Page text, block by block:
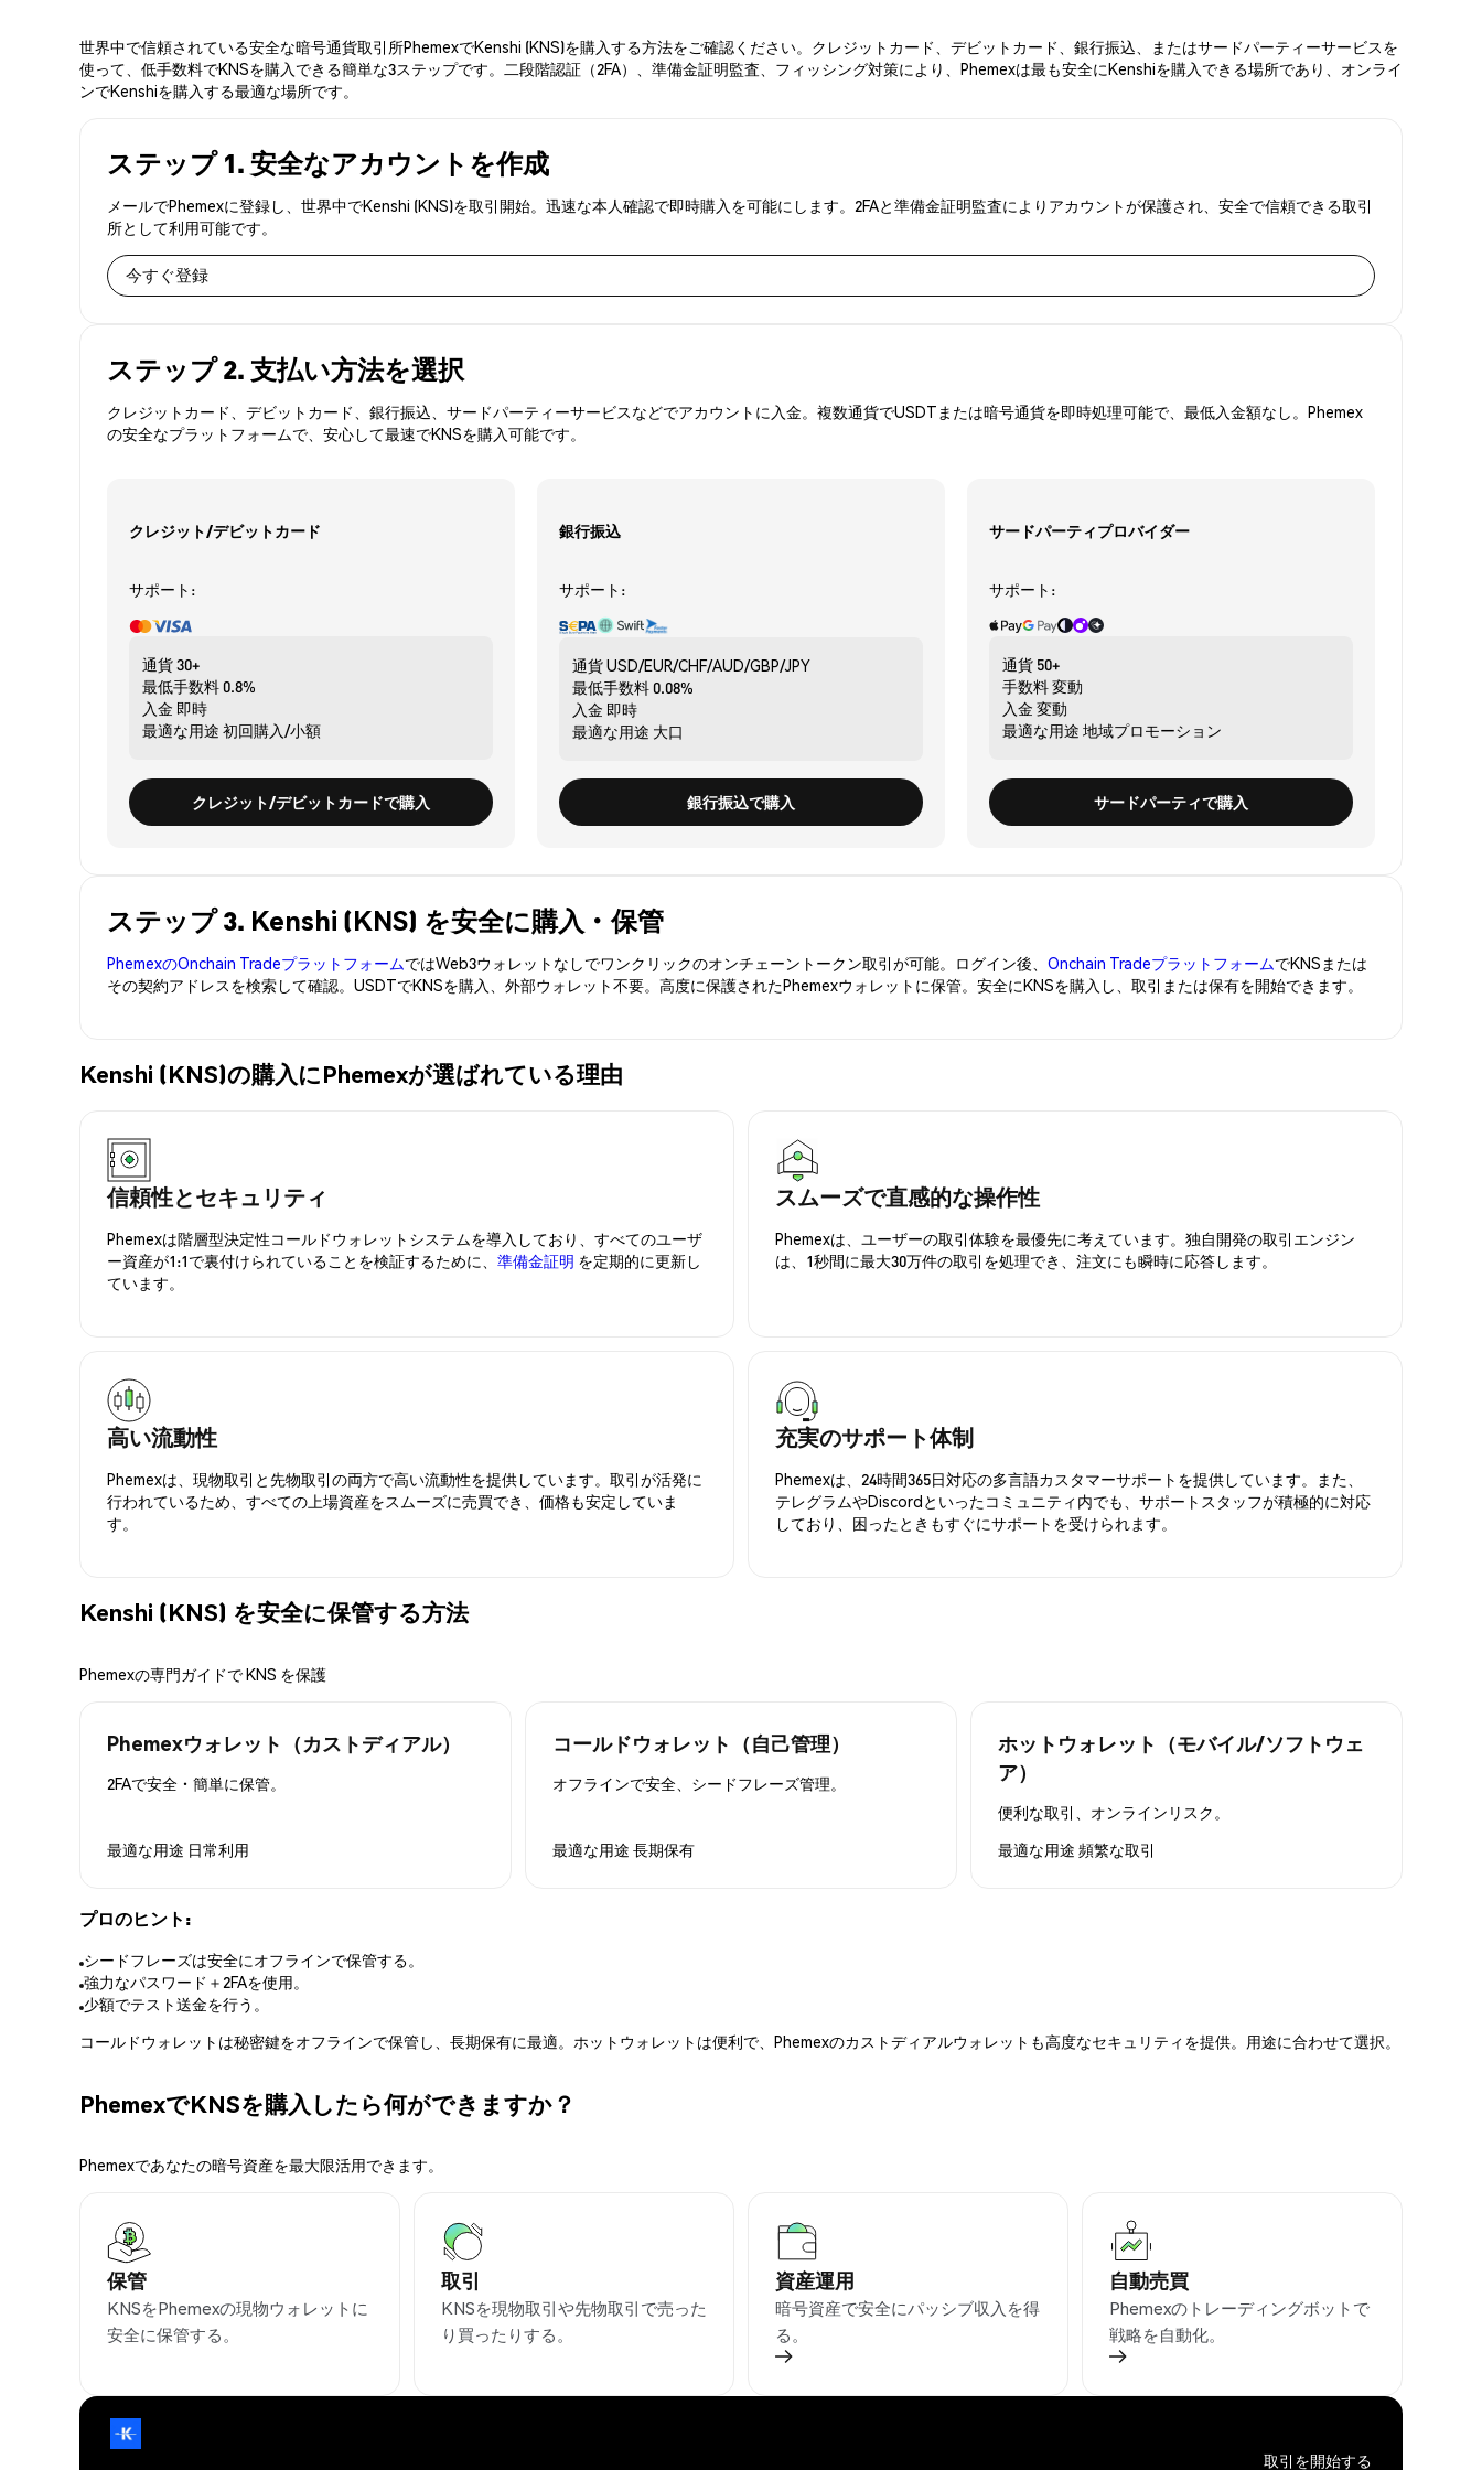
世界中で信頼されている安全な暗号通貨取引所PhemexでKenshi (KNS)を購入する方法をご確認ください。クレジットカード、デビットカード、銀行振込、またはサードパーティーサービスを
使って、低手数料でKNSを購入できる簡単な3ステップです。二段階認証（2FA）、準備金証明監査、フィッシング対策により、Phemexは最も安全にKenshiを購入できる場所であり、オンライ
ンでKenshiを購入する最適な場所です。
ステップ 1. 安全なアカウントを作成
メールでPhemexに登録し、世界中でKenshi (KNS)を取引開始。迅速な本人確認で即時購入を可能にします。2FAと準備金証明監査によりアカウントが保護され、安全で信頼できる取引
所として利用可能です。
今すぐ登録
ステップ 2. 支払い方法を選択
クレジットカード、デビットカード、銀行振込、サードパーティーサービスなどでアカウントに入金。複数通貨でUSDTまたは暗号通貨を即時処理可能で、最低入金額なし。Phemex
の安全なプラットフォームで、安心して最速でKNSを購入可能です。
クレジット/デビットカード
サポート:
通貨30+
最低手数料0.8%
入金 即時
最適な用途 初回購入/小額
クレジット/デビットカードで購入
銀行振込
サポート:
通貨USD/EUR/CHF/AUD/GBP/JPY
最低手数料0.08%
入金 即時
最適な用途 大口
銀行振込で購入
サードパーティプロバイダー
サポート:
通貨 50+
手数料変動
入金 変動
最適な用途 地域プロモーション
サードパーティで購入
ステップ 3. Kenshi (KNS) を安全に購入・保管
PhemexのOnchain TradeプラットフォームではWeb3ウォレットなしでワンクリックのオンチェーントークン取引が可能。ログイン後、 Onchain TradeプラットフォームでKNSまたは
その契約アドレスを検索して確認。USDTでKNSを購入、外部ウォレット不要。高度に保護されたPhemexウォレットに保管。安全にKNSを購入し、取引または保有を開始できます。
Kenshi (KNS)の購入にPhemexが選ばれている理由
信頼性とセキュリティ
Phemexは階層型決定性コールドウォレットシステムを導入しており、すべてのユーザ
ー資産が1:1で裏付けられていることを検証するために、 準備金証明 を定期的に更新し
ています。
スムーズで直感的な操作性
Phemexは、ユーザーの取引体験を最優先に考えています。独自開発の取引エンジン
は、1秒間に最大30万件の取引を処理でき、注文にも瞬時に応答します。
高い流動性
Phemexは、現物取引と先物取引の両方で高い流動性を提供しています。取引が活発に
行われているため、すべての上場資産をスムーズに売買でき、価格も安定していま
す。
充実のサポート体制
Phemexは、24時間365日対応の多言語カスタマーサポートを提供しています。また、
テレグラムやDiscordといったコミュニティ内でも、サポートスタッフが積極的に対応
しており、困ったときもすぐにサポートを受けられます。
Kenshi (KNS) を安全に保管する方法
Phemexの専門ガイドで KNS を保護
Phemexウォレット（カストディアル）
2FAで安全・簡単に保管。
最適な用途 日常利用
コールドウォレット（自己管理）
オフラインで安全、シードフレーズ管理。
最適な用途 長期保有
ホットウォレット（モバイル/ソフトウェ
ア）
便利な取引、オンラインリスク。
最適な用途 頻繁な取引
プロのヒント:
シードフレーズは安全にオフラインで保管する。
強力なパスワード＋2FAを使用。
少額でテスト送金を行う。
コールドウォレットは秘密鍵をオフラインで保管し、長期保有に最適。ホットウォレットは便利で、Phemexのカストディアルウォレットも高度なセキュリティを提供。用途に合わせて選択。
PhemexでKNSを購入したら何ができますか？
Phemexであなたの暗号資産を最大限活用できます。
保管
KNSをPhemexの現物ウォレットに
安全に保管する。
取引
KNSを現物取引や先物取引で売った
り買ったりする。
資産運用
暗号資産で安全にパッシブ収入を得
る。
自動売買
Phemexのトレーディングボットで
戦略を自動化。
取引を開始する